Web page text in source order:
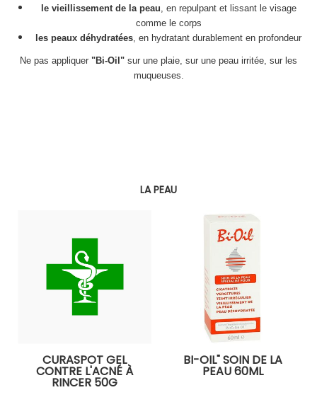
le vieillissement de la peau, en repulpant et lissant le visage
comme le corps
les peaux déhydratées, en hydratant durablement en profondeur
Ne pas appliquer "Bi-Oil" sur une plaie, sur une peau irritée, sur les
muqueuses.
LA PEAU
CURASPOT GEL
CONTRE L'ACNÉ À
RINCER 50G
BI-OIL" SOIN DE LA
PEAU 60ML